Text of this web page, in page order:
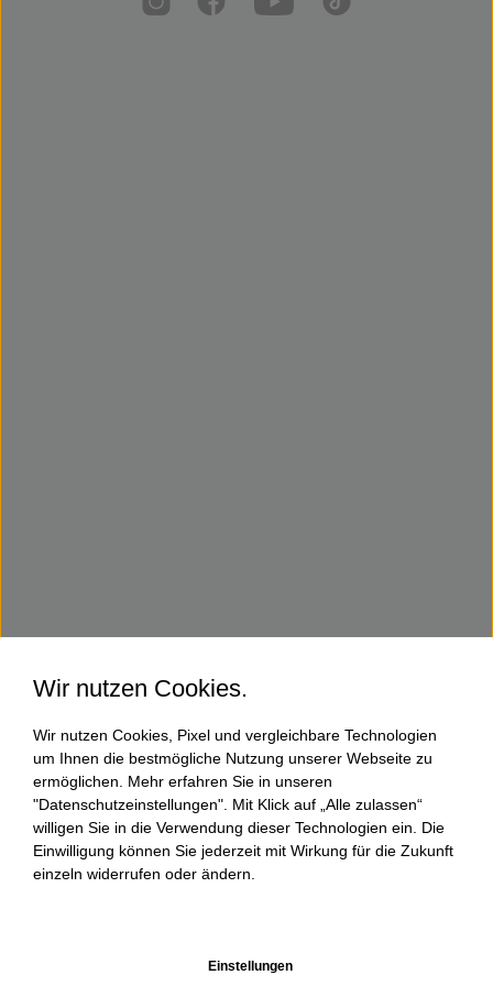
Wir nutzen Cookies.
Wir nutzen Cookies, Pixel und vergleichbare Technologien
um Ihnen die bestmögliche Nutzung unserer Webseite zu
ermöglichen. Mehr erfahren Sie in unseren
"Datenschutzeinstellungen". Mit Klick auf „Alle zulassen“
willigen Sie in die Verwendung dieser Technologien ein. Die
Einwilligung können Sie jederzeit mit Wirkung für die Zukunft
einzeln widerrufen oder ändern.
Einstellungen